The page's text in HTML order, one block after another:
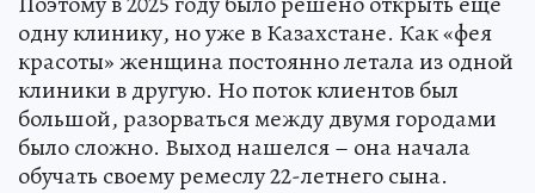
одну клинику, но уже в Казахстане. Как «фея
красоты» женщина постоянно летала из одной
клиники в другую. Но поток клиентов был
большой, разорваться между двумя городами
было сложно. Выход нашелся – она начала
обучать своему ремеслу 22-летнего сына.